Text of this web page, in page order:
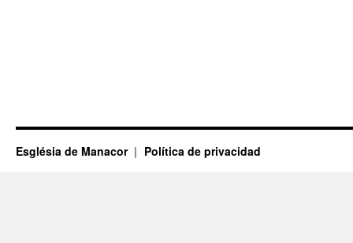
Església de Manacor Política de privacidad